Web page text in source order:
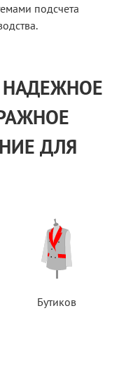
подсчета
НАДЕЖНОЕ
ДЛЯ
Бутиков